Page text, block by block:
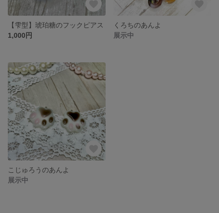
【雫型】琥珀糖のフックピアス
1,000円
くろちのあんよ
展示中
こじゅろうのあんよ
展示中